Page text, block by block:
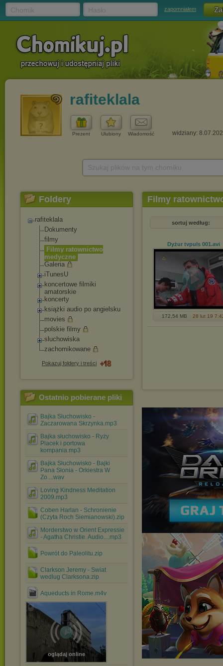
zapomniałem
rafiteklala
Prezent Ulubiony Wiadomość widziany:
Foldery
rafiteklala
Dokumenty
filmy
Filmy ratownictwo
medyczne
Galeria
iTunesU
koncertowe filmiki
amatorskie
koncerty
książki audio po angielsku
movies
polskie filmy
sluchowiska
zachomikowane
Pokazuj foldery i treści
Ostatnio pobierane pliki
Bajka Słuchowisko -
Zaczarowana Skrzynka.mp3
Bajka słuchowisko - Ryży
Placek i portowa
kompania.mp3
Bajka Słuchowisko - Bajki
Pana Słonia - Orkiestra W
Zo....wav
Loving Kindness Meditation
2009.mp3
Coben Harlan - Schronienie
(Czyta Roch Siemianowski).zip
Morderstwo w Orient Expressie
- Agatha Christie. Audio....mp3
Powrót do Paleolitu.zip
Clarkson Jeremy - Swiat
wedlug Clarksona.zip
Aqueducts in Rome.m4v
oglądaj online
Filmy
sortuj według:
Dyżur tvpuls 001.avi
172,54 MB 28 lut 19